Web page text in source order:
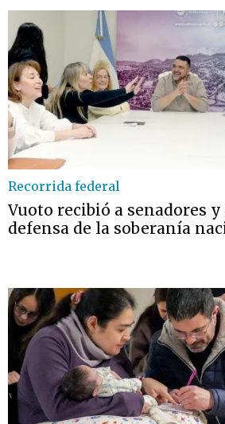
Recorrida federal
Vuoto recibió a senadores y
defensa de la soberanía